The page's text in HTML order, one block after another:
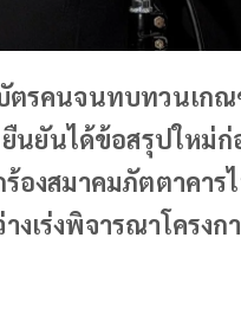
ตรคนจนทบทวนเก
ยันได้ข้อสรุปใหม่ก่
องสมาคมภัตตาคาร
เร่งพิจารณาโครงก